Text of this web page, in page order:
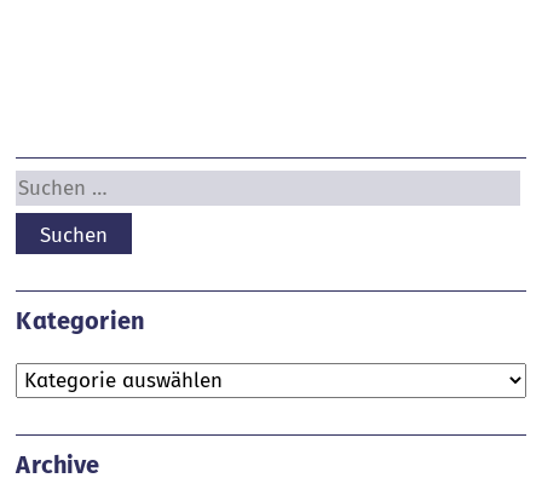
Suchen
nach:
Kategorien
Kategorien
Archive